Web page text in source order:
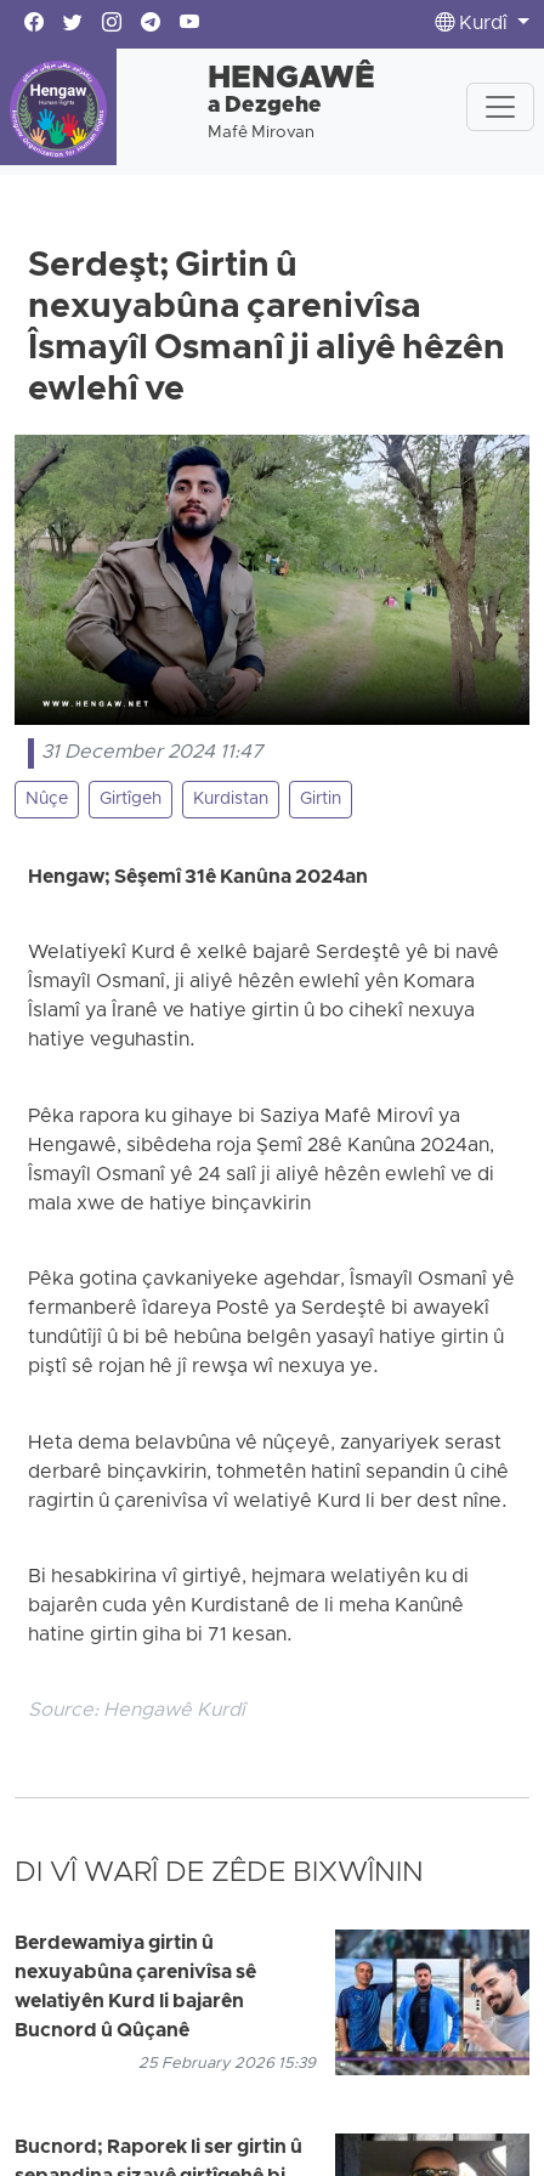
Kurdî
HENGAWÊ
a Dezgehe
Mafê Mirovan
Serdeşt; Girtin û
nexuyabûna çarenivîsa
Îsmayîl Osmanî ji aliyê hêzên
ewlehî ve
31 December 2024 11:47
Nûçe Girtîgeh Kurdistan Girtin
Hengaw; Sêşemî 31ê Kanûna 2024an
Welatiyekî Kurd ê xelkê bajarê Serdeştê yê bi navê
Îsmayîl Osmanî, ji aliyê hêzên ewlehî yên Komara
Îslamî ya Îranê ve hatiye girtin û bo cihekî nexuya
hatiye veguhastin.
Pêka rapora ku gihaye bi Saziya Mafê Mirovî ya
Hengawê, sibêdeha roja Şemî 28ê Kanûna 2024an,
Îsmayîl Osmanî yê 24 salî ji aliyê hêzên ewlehî ve di
mala xwe de hatiye binçavkirin
Pêka gotina çavkaniyeke agehdar, Îsmayîl Osmanî yê
fermanberê îdareya Postê ya Serdeştê bi awayekî
tundûtîjî û bi bê hebûna belgên yasayî hatiye girtin û
piştî sê rojan hê jî rewşa wî nexuya ye.
Heta dema belavbûna vê nûçeyê, zanyariyek serast
derbarê binçavkirin, tohmetên hatinî sepandin û cihê
ragirtin û çarenivîsa vî welatiyê Kurd li ber dest nîne.
Bi hesabkirina vî girtiyê, hejmara welatiyên ku di
bajarên cuda yên Kurdistanê de li meha Kanûnê
hatine girtin giha bi 71 kesan.
Source: Hengawê Kurdî
DI VÎ WARÎ DE ZÊDE BIXWÎNIN
Berdewamiya girtin û
nexuyabûna çarenivîsa sê
welatiyên Kurd li bajarên
Bucnord û Qûçanê
25 February 2026 15:39
Bucnord; Raporek li ser girtin û